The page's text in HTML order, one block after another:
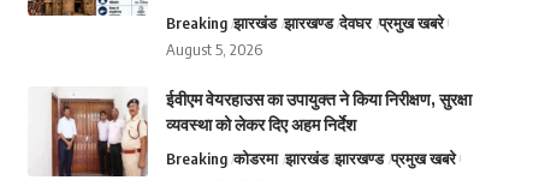
Breaking झारखंड झारखण्ड देवघर प्रमुख खबरे
August 5, 2026
ईवीएम वेयरहाउस का उपायुक्त ने किया निरीक्षण, सुरक्षा
व्यवस्था को लेकर दिए अहम निर्देश
Breaking कोडरमा झारखंड झारखण्ड प्रमुख खबरे